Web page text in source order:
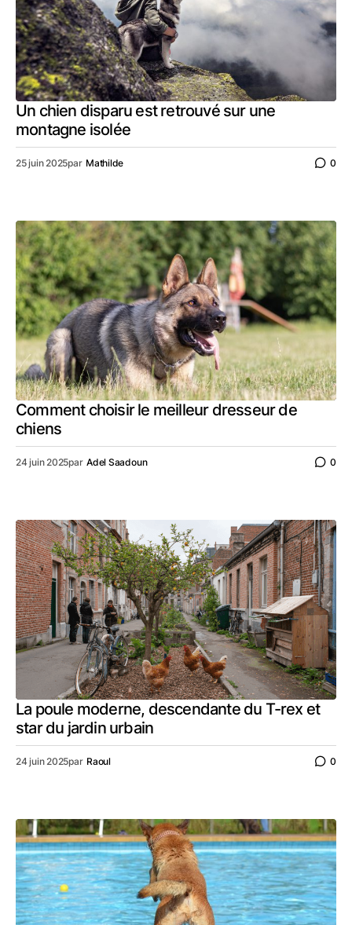
Un chien disparu est retrouvé sur une
montagne isolée
25 juin 2025par Mathilde 0
Comment choisir le meilleur dresseur de
chiens
24 juin 2025par Adel Saadoun 0
La poule moderne, descendante du T-rex et
star du jardin urbain
24 juin 2025par Raoul 0